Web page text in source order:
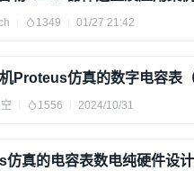
1349 01/27 21:42
1556 2024/10/31